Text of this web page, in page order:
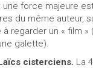
force majeure
du même auteur,
regarder un « film
galette).
cisterciens. La 4